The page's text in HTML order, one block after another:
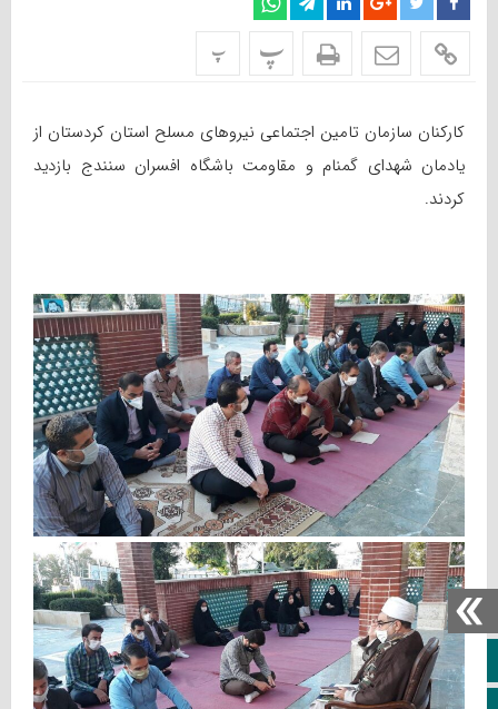
خانه
پ پ
کارکنان سازمان تامین اجتماعی نیروهای مسلح استان کردستان از
یادمان شهدای گمنام و مقاومت باشگاه افسران سنندج بازدید
کردند.